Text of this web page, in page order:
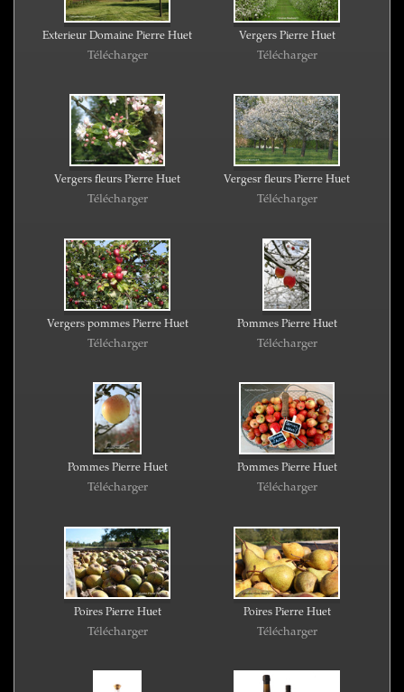
Exterieur Domaine Pierre Huet
Télécharger
Vergers Pierre Huet
Télécharger
Vergers fleurs Pierre Huet
Télécharger
Vergesr fleurs Pierre Huet
Télécharger
Vergers pommes Pierre Huet
Télécharger
Pommes Pierre Huet
Télécharger
Pommes Pierre Huet
Télécharger
Pommes Pierre Huet
Télécharger
Poires Pierre Huet
Télécharger
Poires Pierre Huet
Télécharger